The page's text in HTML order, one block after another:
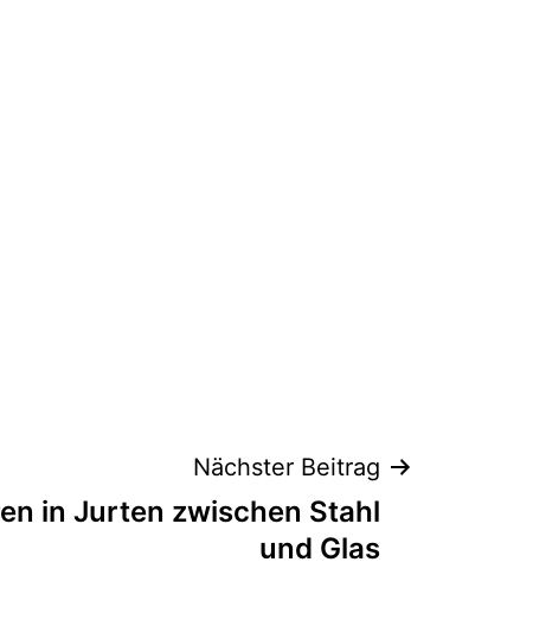
Nächster Beitrag
in Jurten zwischen Stahl
und Glas